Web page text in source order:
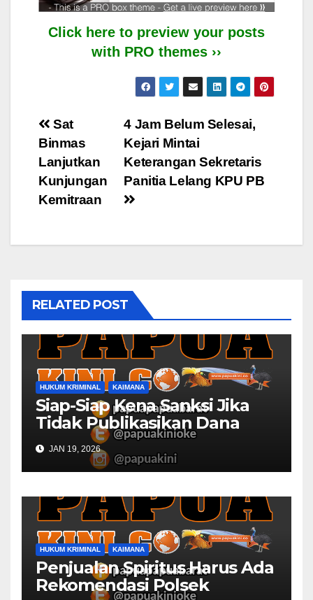
Click here to preview your posts
with PRO themes ››
Post
navigation
4 Jam Belum Selesai,
Kejari Mintai
Keterangan Sekretaris
Panitia Lelang KPU PB
Sat
Binmas
Lanjutkan
Kunjungan
Kemitraan
RELATED POST
HUKUM KRIMINAL KAIMANA
Siap-Siap Kena Sanksi Jika
Tidak Publikasikan Dana
Desa
JAN 19, 2026
HUKUM KRIMINAL KAIMANA
Penjualan Spiritus Harus Ada
Rekomendasi Polsek